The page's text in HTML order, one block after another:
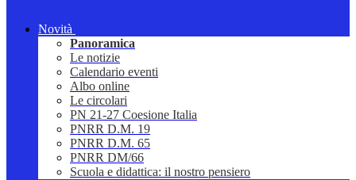
Novità
Panoramica
Le notizie
Calendario eventi
Albo online
Le circolari
PN 21-27 Coesione Italia
PNRR D.M. 19
PNRR D.M. 65
PNRR DM/66
Scuola e didattica: il nostro pensiero